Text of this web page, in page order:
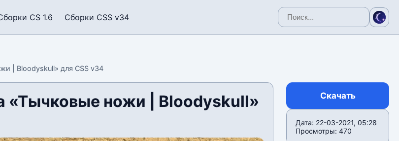
CS 1.6 Сборки CSS v34
| Bloodyskull» для CSS v34
«Тычковые ножи | Bloodyskull»
Скачать
Дата: 22-03-2021, 05:28
Просмотры: 470